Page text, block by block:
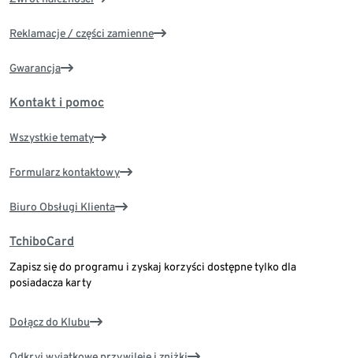
Reklamacje / części zamienne
Gwarancja
Kontakt i pomoc
Wszystkie tematy
Formularz kontaktowy
Biuro Obsługi Klienta
TchiboCard
Zapisz się do programu i zyskaj korzyści dostępne tylko dla
posiadacza karty
Dołącz do Klubu